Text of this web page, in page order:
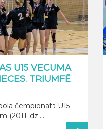
U15 VECUMA
TRIUMFĒ
čempionātā U15
(2011. dz....